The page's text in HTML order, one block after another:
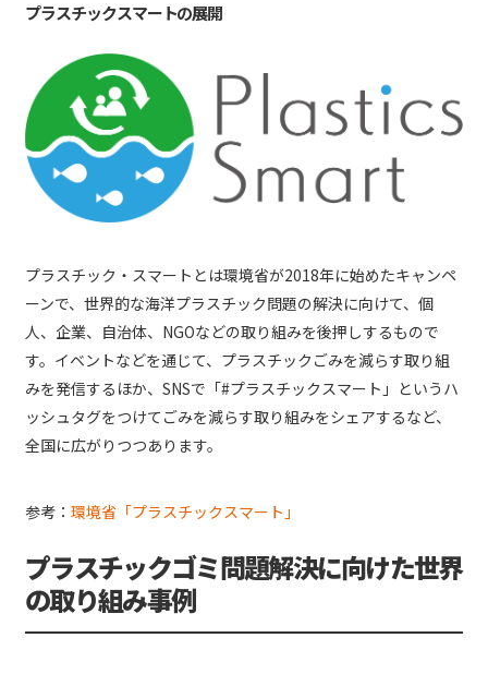
プラスチックスマートの展開
プラスチック・スマートとは環境省が2018年に始めたキャンペ
ーンで、世界的な海洋プラスチック問題の解決に向けて、個
人、企業、自治体、NGOなどの取り組みを後押しするもので
す。イベントなどを通じて、プラスチックごみを減らす取り組
みを発信するほか、SNSで「#プラスチックスマート」というハ
ッシュタグをつけてごみを減らす取り組みをシェアするなど、
全国に広がりつつあります。
参考： 環境省「プラスチックスマート」
プラスチックゴミ問題解決に向けた世界
の取り組み事例